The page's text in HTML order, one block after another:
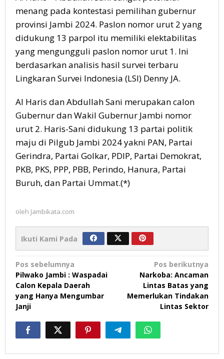
menang pada kontestasi pemilihan gubernur
provinsi Jambi 2024. Paslon nomor urut 2 yang
didukung 13 parpol itu memiliki elektabilitas
yang mengungguli paslon nomor urut 1. Ini
berdasarkan analisis hasil survei terbaru
Lingkaran Survei Indonesia (LSI) Denny JA.
Al Haris dan Abdullah Sani merupakan calon
Gubernur dan Wakil Gubernur Jambi nomor
urut 2. Haris-Sani didukung 13 partai politik
maju di Pilgub Jambi 2024 yakni PAN, Partai
Gerindra, Partai Golkar, PDIP, Partai Demokrat,
PKB, PKS, PPP, PBB, Perindo, Hanura, Partai
Buruh, dan Partai Ummat.(*)
oleh Jambikata.com
Ikuti Kami Pada
Navigasi
pos
Pos sebelumnya
Pilwako Jambi : Waspadai
Calon Kepala Daerah
yang Hanya Mengumbar
Janji
Pos berikutnya
Narkoba: Ancaman
Lintas Batas yang
Memerlukan Tindakan
Lintas Sektor